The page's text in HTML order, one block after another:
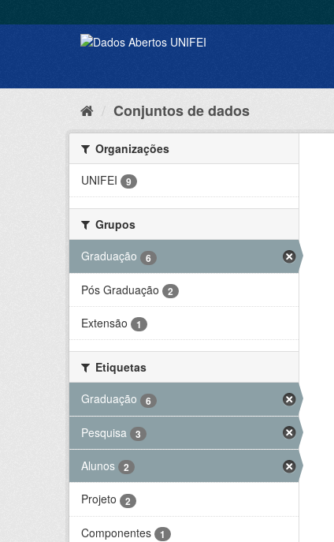
Conjuntos de dados
Organizações
UNIFEI
9
Grupos
Graduação
6
Pós Graduação 2
Extensão 1
Etiquetas
Graduação
6
Pesquisa 3
Alunos 2
Projeto 2
Componentes 1